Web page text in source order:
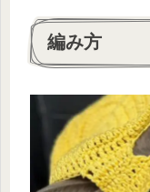
編み方